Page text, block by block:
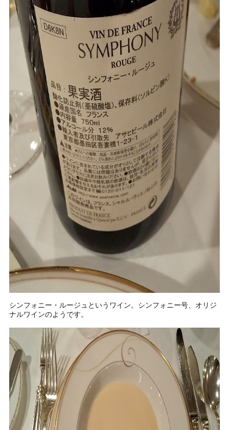
シンフォニー・ルージュというワイン。シンフォニー号、オリジ
ナルワインのようです。